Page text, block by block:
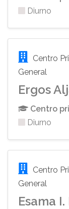
Diurno
Centro
General
Ergos
Centro
Diurno
Centro
General
Esama